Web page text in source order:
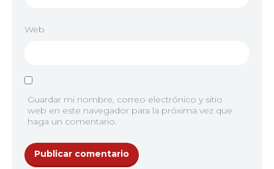
Web
Guardar mi nombre, correo electrónico y sitio
web en este navegador para la próxima vez que
haga un comentario.